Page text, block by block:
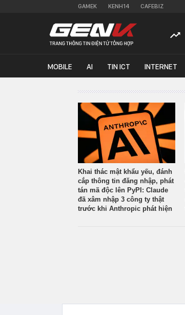
GAMEK KENH14 CAFEBIZ
MOBILE AI TIN ICT INTERNET
Khai thác mật khẩu yếu, đánh
cắp thông tin đăng nhập, phát
tán mã độc lên PyPI: Claude
đã xâm nhập 3 công ty thật
trước khi Anthropic phát hiện